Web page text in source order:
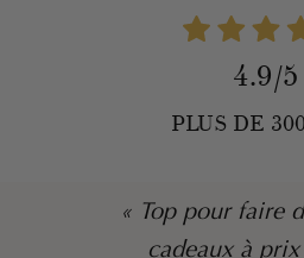
4.9/5
PLUS DE
« Top pour faire
cadeaux à